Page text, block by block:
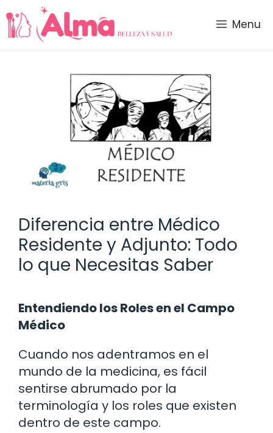
Saltar
al
contenido
Menu
Diferencia entre Médico
Residente y Adjunto: Todo
lo que Necesitas Saber
Entendiendo los Roles en el Campo
Médico
Cuando nos adentramos en el
mundo de la medicina, es fácil
sentirse abrumado por la
terminología y los roles que existen
dentro de este campo.